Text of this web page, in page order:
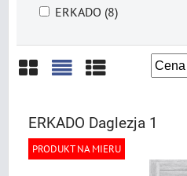
ERKADO (8)
ERKADO Daglezja 1
PRODUKT NA MIERU